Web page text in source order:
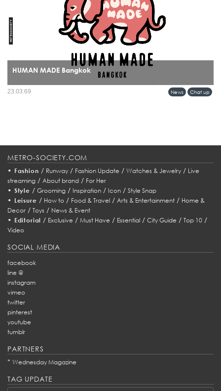
HUMAN MADE Bangkok
บางแบรนด์ไม่ได้แค่เปิดร้านใหม่ แต่กำลัง “วางหมุด” ลงบนแผนที่วัฒนธรรมของเมือง
และการมาถึงของ HUMAN MADE ในกรุงเทพฯ ก็เป็นหนึ่งในโมเมนต์แบบนั้นอย่าง
News Chat up
23.03.69
METRO-SOCIETY.COM
• Fashion / Runway/ Fashion Update / Watches & Jewelry/ Live
streaming / About brand / For Her
• Style / Grooming/ Inspiration/ Icon/ Style Snap
• Leisure / How to/ Food & Travel/ Arts & Entertainment/ Home &
Decor / Toys / News & Event
• Editorial / Exclusive /Must Have / Essential /City Guide /Top 10 /
Video
SOCIAL MEDIA
facebook
line @
instagram
vimeo
twitter
pinterest
youtube
tumblr
PARTNERS
* Wednesday Magazine
TAG UPDATE